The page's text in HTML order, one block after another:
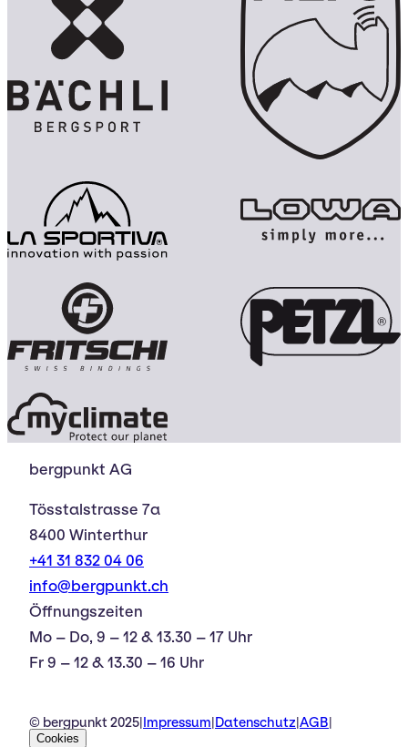
bergpunkt AG
Tösstalstrasse 7a
8400 Winterthur
+41 31 832 04 06
info@bergpunkt.ch
Öffnungszeiten
Mo – Do, 9 – 12 & 13.30 – 17 Uhr
Fr 9 – 12 & 13.30 – 16 Uhr
© bergpunkt 2025 Impressum Datenschutz AGB
Cookies